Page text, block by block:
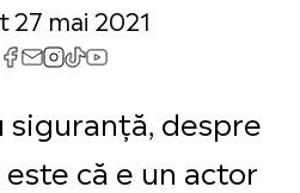
27 mai 2021
siguranță, despre
că e un actor